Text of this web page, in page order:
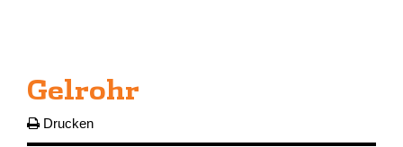
Gelrohr
Drucken